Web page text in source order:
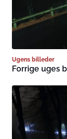
Ugens billeder
Forrige uges